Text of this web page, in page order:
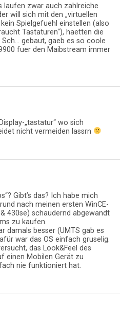
laufen zwar auch zahlreiche
will sich mit den „virtuellen
Spielgefuehl einstellen (also
Tastaturen“), haetten die
gebaut, gaeb es so coole
fuer den Maibstream immer
„tastatur“ wo sich
nicht vermeiden lassrn
Gibt’s das? Ich habe mich
nach meinen ersten WinCE-
430se) schaudernd abgewandt
zu kaufen.
damals besser (UMTS gab es
war das OS einfach gruselig.
das Look&Feel des
einen Mobilen Gerät zu
nie funktioniert hat.